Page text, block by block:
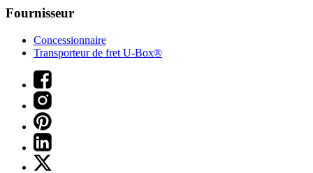
Fournisseur
Concessionnaire
Transporteur de fret U-Box®